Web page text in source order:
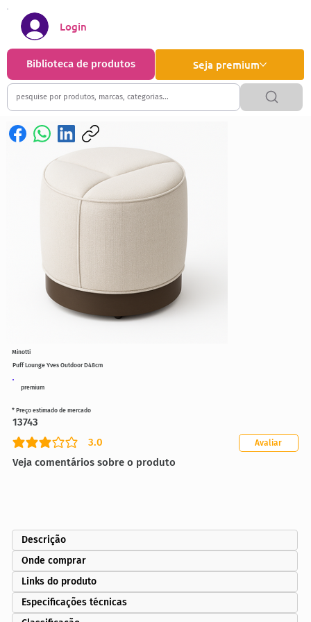
Seja premium
Biblioteca de produtos
Login
premium
Puff Lounge Yves Outdoor D48cm
3.0
classificação média é 3 de 5
Veja comentários sobre o produto
Avaliar
* Preço estimado de mercado
13743
Minotti
Descrição
Onde comprar
Links do produto
Especificações técnicas